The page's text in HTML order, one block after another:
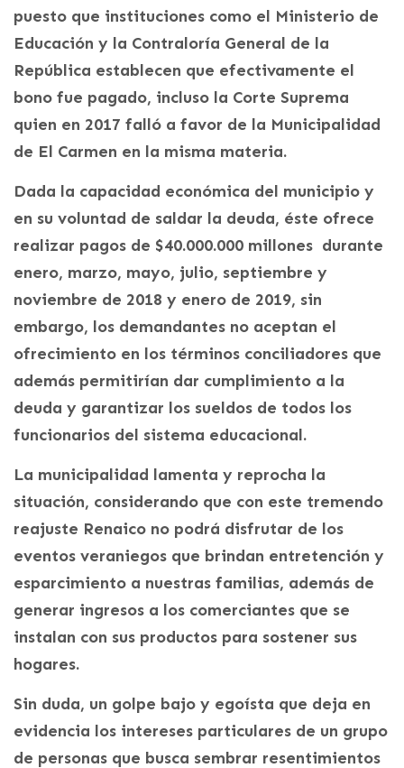
puesto que instituciones como el Ministerio de
Educación y la Contraloría General de la
República establecen que efectivamente el
bono fue pagado, incluso la Corte Suprema
quien en 2017 falló a favor de la Municipalidad
de El Carmen en la misma materia.
Dada la capacidad económica del municipio y
en su voluntad de saldar la deuda, éste ofrece
realizar pagos de $40.000.000 millones durante
enero, marzo, mayo, julio, septiembre y
noviembre de 2018 y enero de 2019, sin
embargo, los demandantes no aceptan el
ofrecimiento en los términos conciliadores que
además permitirían dar cumplimiento a la
deuda y garantizar los sueldos de todos los
funcionarios del sistema educacional.
La municipalidad lamenta y reprocha la
situación, considerando que con este tremendo
reajuste Renaico no podrá disfrutar de los
eventos veraniegos que brindan entretención y
esparcimiento a nuestras familias, además de
generar ingresos a los comerciantes que se
instalan con sus productos para sostener sus
hogares.
Sin duda, un golpe bajo y egoísta que deja en
evidencia los intereses particulares de un grupo
de personas que busca sembrar resentimientos